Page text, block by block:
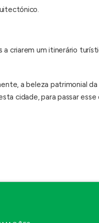
criarem um itinerário
a beleza patrimonial
cidade, para passar